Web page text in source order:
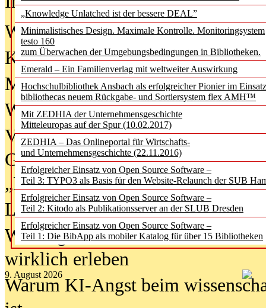
„Knowledge Unlatched ist der bessere DEAL”
Minimalistisches Design. Maximale Kontrolle. Monitoringsystem
testo 160
zum Überwachen der Umgebungsbedingungen in Bibliotheken.
Emerald – Ein Familienverlag mit weltweiter Auswirkung
Hochschulbibliothek Ansbach als erfolgreicher Pionier im
bibliothecas neuem Rückgabe- und Sortiersystem flex AMH™
Mit ZEDHIA der Unternehmensgeschichte
Mitteleuropas auf der Spur (10.02.2017)
ZEDHIA – Das Onlineportal für Wirtschafts-
und Unternehmensgeschichte (22.11.2016)
Erfolgreicher Einsatz von Open Source Software –
Teil 3: TYPO3 als Basis für den Website-Relaunch der SUB
Erfolgreicher Einsatz von Open Source Software –
Teil 2: Kitodo als Publikationsserver an der SLUB Dresden
Erfolgreicher Einsatz von Open Source Software –
Teil 1: Die BibApp als mobiler Katalog für über 15 Bibliotheken
9. August 2026
Was Hochschul­bibliotheken von
Kinder in der digitalen Welt
Metadaten als Infrastruktur
Wenn Bots katalogisieren
Von Abschlusskleidern bis
Geisterjagd-Ausrüstung in der
„Library of Things“ unterwegs
Lesen als Infrastrukturaufgabe
Wie Jugendliche Social Media
wirklich erleben
Warum KI-Angst beim